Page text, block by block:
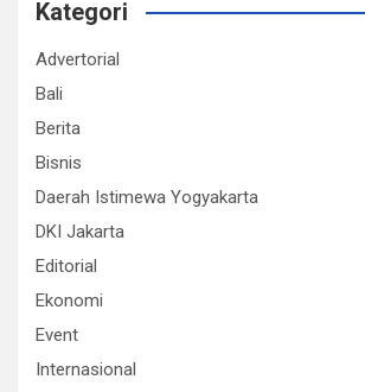
Kategori
Advertorial
Bali
Berita
Bisnis
Daerah Istimewa Yogyakarta
DKI Jakarta
Editorial
Ekonomi
Event
Internasional